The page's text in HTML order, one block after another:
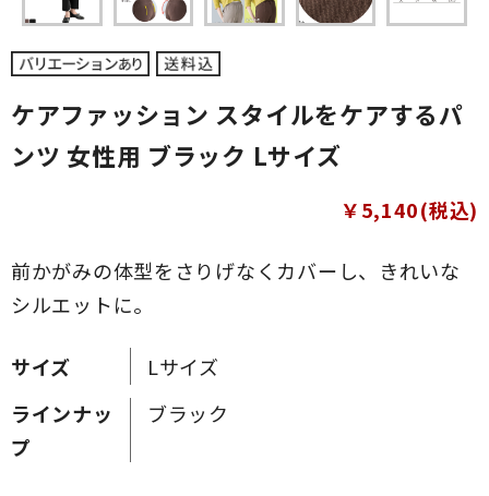
ケアファッション スタイルをケアするパ
ンツ 女性用 ブラック Lサイズ
前かがみの体型をさりげなくカバーし、きれいな
シルエットに。
￥5,140(税込)
サイズ
Lサイズ
ラインナッ
プ
ブラック